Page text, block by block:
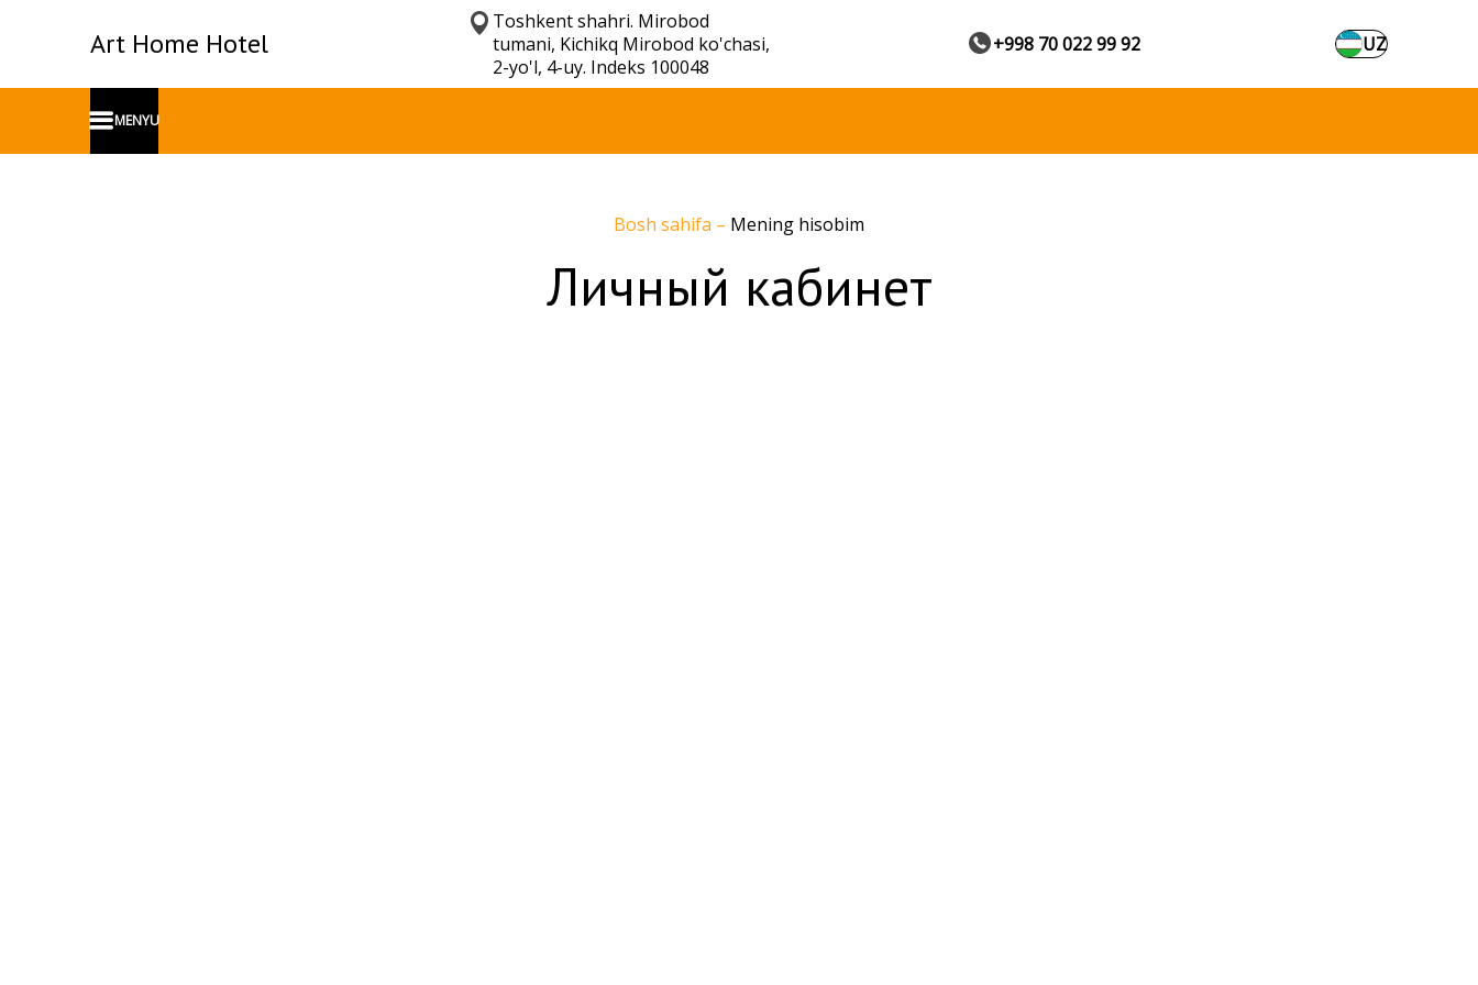
Art Home Hotel
Toshkent shahri. Mirobod
tumani, Kichikq Mirobod ko'chasi,
2-yo'l, 4-uy. Indeks 100048
+998 70 022 99 92 UZ
MENYU
Bosh sahifa – Mening hisobim
Личный кабинет